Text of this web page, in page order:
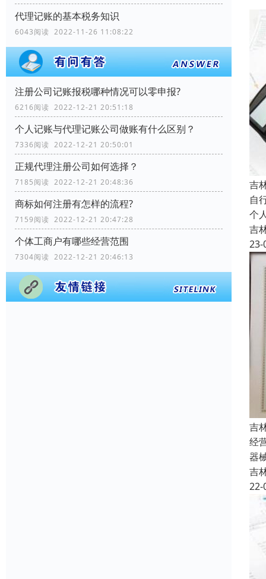
代理记账的基本税务知识
6043阅读 2022-11-26 11:08:22
注册公司记账报税哪种情况可以零申报?
6216阅读 2022-12-21 20:51:18
个人记账与代理记账公司做账有什么区别？
7336阅读 2022-12-21 20:50:01
正规代理注册公司如何选择？
7185阅读 2022-12-21 20:48:36
商标如何注册有怎样的流程?
7159阅读 2022-12-21 20:47:28
个体工商户有哪些经营范围
7304阅读 2022-12-21 20:46:13
吉
自
个
吉
23-
吉
经
器
吉
22-